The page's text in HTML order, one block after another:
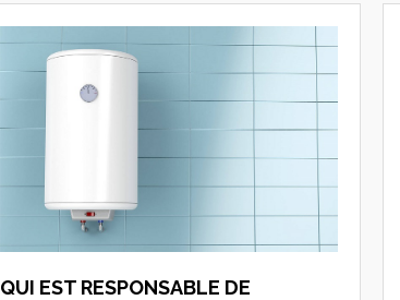
QUI EST RESPONSABLE DE